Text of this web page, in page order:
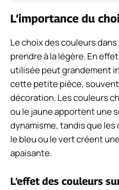
L’importance du
Le choix des couleurs
prendre à la légère. En
utilisée peut grandement
cette petite pièce,
décoration. Les couleurs
ou le jaune apportent une
dynamisme, tandis que
le bleu ou le vert créent
apaisante.
L’effet des couleurs